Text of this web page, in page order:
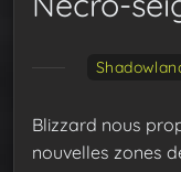
Blizzard nous
nouvelles zones